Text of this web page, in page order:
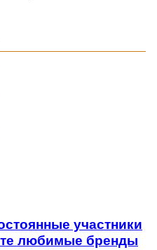
участники
любимые бренды